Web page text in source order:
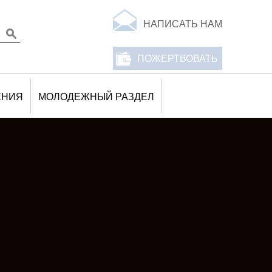
НАПИСАТЬ НАМ
ПОЖЕРТВОВАТЬ
МОЛОДЕЖНЫЙ РАЗДЕЛ